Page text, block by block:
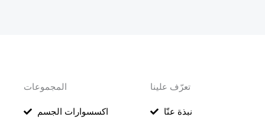
المجموعات
اكسسوارات الجسم
تعرّف علينا
نبذة عنّا